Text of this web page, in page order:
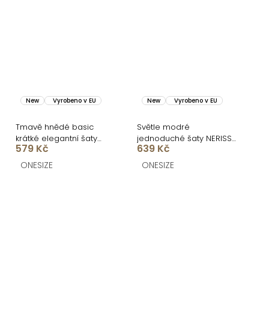
New Vyrobeno v EU
Tmavě hnědé basic
krátké elegantní šaty
SOTARA
579 Kč
ONESIZE
New Vyrobeno v EU
Světle modré
jednoduché šaty NERISSA
s páskem
639 Kč
ONESIZE